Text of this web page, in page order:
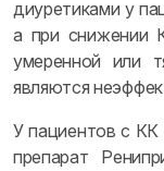
диуретиками у
а при снижении
умеренной или
являются
У пациентов с
препарат